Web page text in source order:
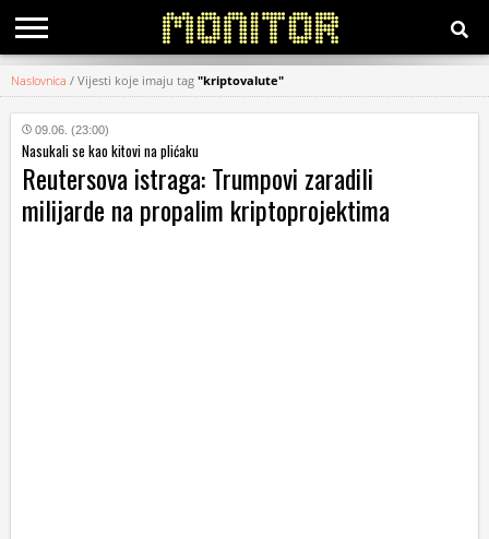
KATEGORIJE
HRVATSKI
WEB
Naslovnica / Vijesti koje imaju tag "kriptovalute"
09.06. (23:00)
Nasukali se kao kitovi na plićaku
Reutersova istraga: Trumpovi zaradili
milijarde na propalim kriptoprojektima